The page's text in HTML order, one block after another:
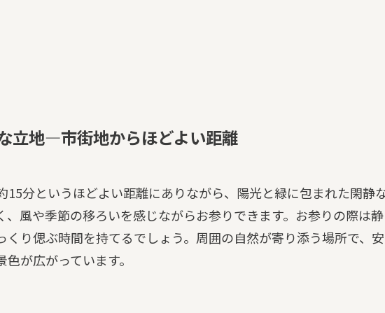
立地—市街地からほどよい距離
15分というほどよい距離にありながら、陽光と緑に包まれた閑静
風や季節の移ろいを感じながらお参りできます。お参りの際は静
くり偲ぶ時間を持てるでしょう。周囲の自然が寄り添う場所で、安
が広がっています。